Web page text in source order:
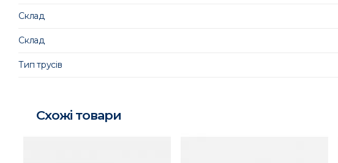
Склад
Склад
Тип трусів
Схожі товари